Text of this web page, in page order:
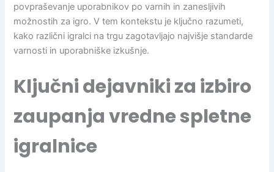
povpraševanje uporabnikov po varnih in zanesljivih
možnostih za igro. V tem kontekstu je ključno razumeti,
kako različni igralci na trgu zagotavljajo najvišje standarde
varnosti in uporabniške izkušnje.
Ključni dejavniki za izbiro
zaupanja vredne spletne
igralnice